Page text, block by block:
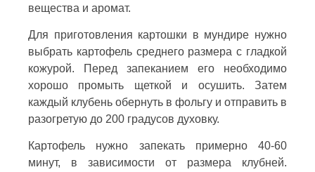
вещества и аромат.
Для приготовления картошки в мундире нужно
выбрать картофель среднего размера с гладкой
кожурой. Перед запеканием его необходимо
хорошо промыть щеткой и осушить. Затем
каждый клубень обернуть в фольгу и отправить в
разогретую до 200 градусов духовку.
Картофель нужно запекать примерно 40-60
минут, в зависимости от размера клубней.